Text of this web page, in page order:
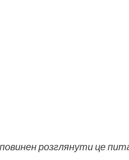
розглянути це